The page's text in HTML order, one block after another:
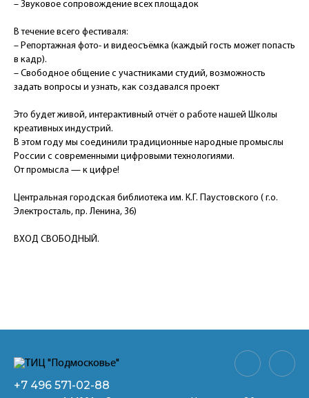
– Звуковое сопровождение всех площадок
В течение всего фестиваля:
– Репортажная фото- и видеосъёмка (каждый гость может попасть
в кадр).
– Свободное общение с участниками студий, возможность
задать вопросы и узнать, как создавался проект
Это будет живой, интерактивный отчёт о работе нашей Школы
креативных индустрий.
В этом году мы соединили традиционные народные промыслы
России с современными цифровыми технологиями.
От промысла — к цифре!
Центральная городская библиотека им. К.Г. Паустовского ( г.о.
Электросталь, пр. Ленина, 36)
ВХОД СВОБОДНЫЙ.
+7 496 571-02-88